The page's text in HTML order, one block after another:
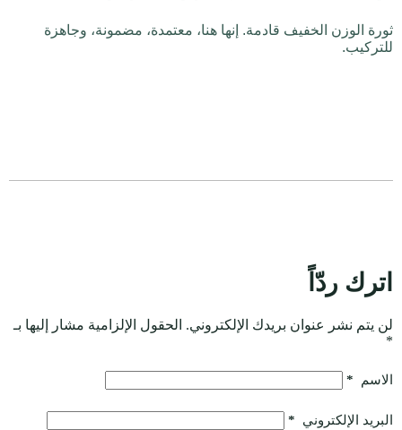
ثورة الوزن الخفيف قادمة. إنها هنا، معتمدة، مضمونة، وجاهزة
للتركيب.
اترك ردّاً
لن يتم نشر عنوان بريدك الإلكتروني. الحقول الإلزامية مشار إليها بـ
*
الاسم *
البريد الإلكتروني *